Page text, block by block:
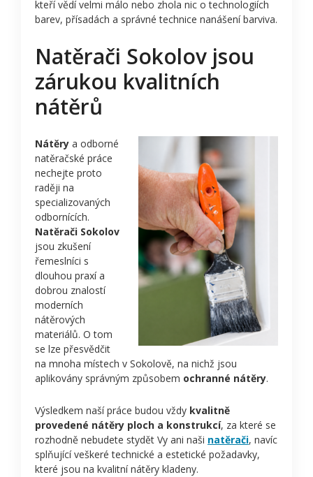
kteří vědí velmi málo nebo zhola nic o technologiích
barev, přísadách a správné technice nanášení barviva.
Natěrači Sokolov jsou
zárukou kvalitních
nátěrů
Nátěry a odborné
natěračské práce
nechejte proto
raději na
specializovaných
odbornících.
Natěrači Sokolov
jsou zkušení
řemeslníci s
dlouhou praxí a
dobrou znalostí
moderních
nátěrových
materiálů. O tom
se lze přesvědčit
na mnoha místech v Sokolově, na nichž jsou
aplikovány správným způsobem ochranné nátěry.
Výsledkem naší práce budou vždy kvalitně
provedené nátěry ploch a konstrukcí, za které se
rozhodně nebudete stydět Vy ani naši natěrači, navíc
splňující veškeré technické a estetické požadavky,
které jsou na kvalitní nátěry kladeny.